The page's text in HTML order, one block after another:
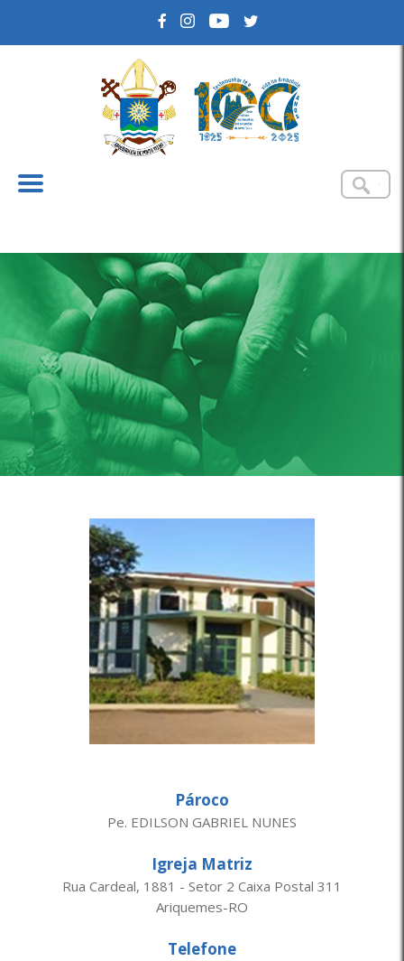
Pároco
Pe. EDILSON GABRIEL NUNES
Igreja Matriz
Rua Cardeal, 1881 - Setor 2 Caixa Postal 311
Ariquemes-RO
Telefone